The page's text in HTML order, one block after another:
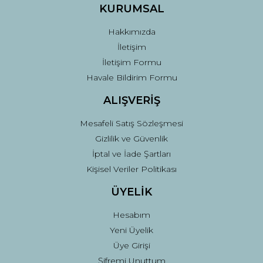
Gönder
KURUMSAL
Hakkımızda
İletişim
İletişim Formu
Havale Bildirim Formu
ALIŞVERİŞ
Mesafeli Satış Sözleşmesi
Gizlilik ve Güvenlik
İptal ve İade Şartları
Kişisel Veriler Politikası
ÜYELİK
Hesabım
Yeni Üyelik
Üye Girişi
Şifremi Unuttum